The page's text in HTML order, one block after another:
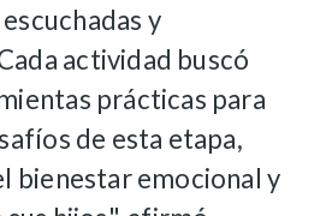
y
actividad buscó
prácticas para
de esta etapa,
bienestar emocional y